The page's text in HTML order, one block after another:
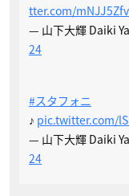
tter.com/
— 山下大輝 Daiki
24
#スタフォニ
♪ pic.twitter.com/
— 山下大輝 Daiki
24